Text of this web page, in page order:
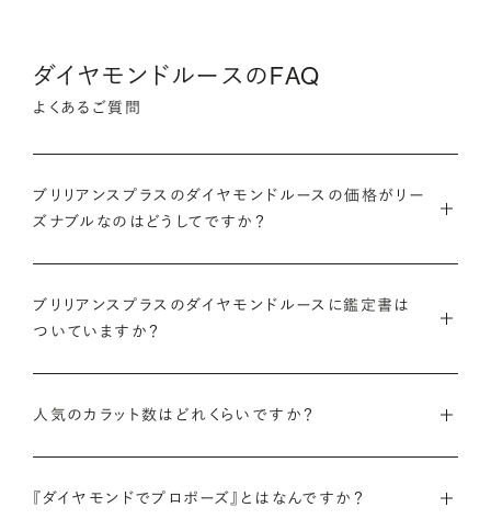
ダイヤモンドルースのFAQ
よくあるご質問
ブリリアンスプラスのダイヤモンドルースの価格がリー
ズナブルなのはどうしてですか？
お届けすることで、中間マージンを大幅に省き、最適な価格と豊
富なバリエーションを実現しています。
想いを託すのにふさわしい高品質な輝きを、多くの方にご提供
ブリリアンスプラスのダイヤモンドルースに鑑定書は
ついていますか？
大手鑑定機関（第三者鑑定機関）が発行した鑑定書（ダイヤモン
さらに、ブリリアンスプラスでは自社で検査を実施し、独自に設
人気のカラット数はどれくらいですか？
さを兼ね備えた0.300〜0.399カラットが人気ですが、最近で
『ダイヤモンドでプロポーズ』とはなんですか？